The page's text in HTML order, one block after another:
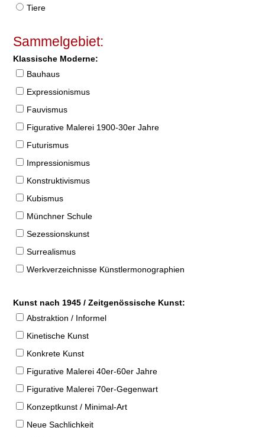
Tiere
Sammelgebiet:
Klassische Moderne:
Bauhaus
Expressionismus
Fauvismus
Figurative Malerei 1900-30er Jahre
Futurismus
Impressionismus
Konstruktivismus
Kubismus
Münchner Schule
Sezessionskunst
Surrealismus
Werkverzeichnisse Künstlermonographien
Kunst nach 1945 / Zeitgenössische Kunst:
Abstraktion / Informel
Kinetische Kunst
Konkrete Kunst
Figurative Malerei 40er-60er Jahre
Figurative Malerei 70er-Gegenwart
Konzeptkunst / Minimal-Art
Neue Sachlichkeit